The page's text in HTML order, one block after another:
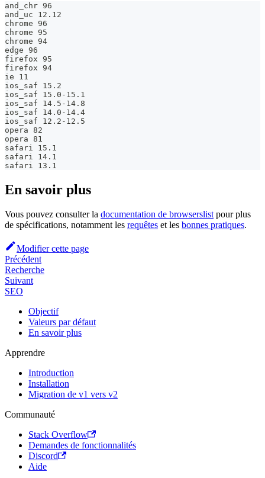
and_chr 96
and_uc 12.12
chrome 96
chrome 95
chrome 94
edge 96
firefox 95
firefox 94
ie 11
ios_saf 15.2
ios_saf 15.0-15.1
ios_saf 14.5-14.8
ios_saf 14.0-14.4
ios_saf 12.2-12.5
opera 82
opera 81
safari 15.1
safari 14.1
safari 13.1
En savoir plus
Vous pouvez consulter la documentation de browserslistpour plus
de spécifications, notamment les requêtes et les bonnes pratiques.
Modifier cette page
Précédent
Recherche
Suivant
SEO
Objectif
Valeurs par défaut
En savoir plus
Apprendre
Introduction
Installation
Migration de v1 vers v2
Communauté
Stack Overflow
Demandes de fonctionnalités
Discord
Aide